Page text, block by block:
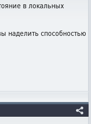
в локальных
наделить способностью